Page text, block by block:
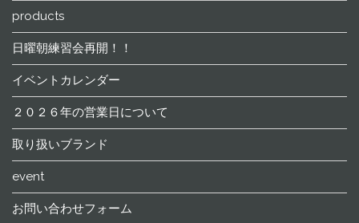
products
日曜朝練習会再開！！
イベントカレンダー
２０２６年の営業日について
取り扱いブランド
event
お問い合わせフォーム